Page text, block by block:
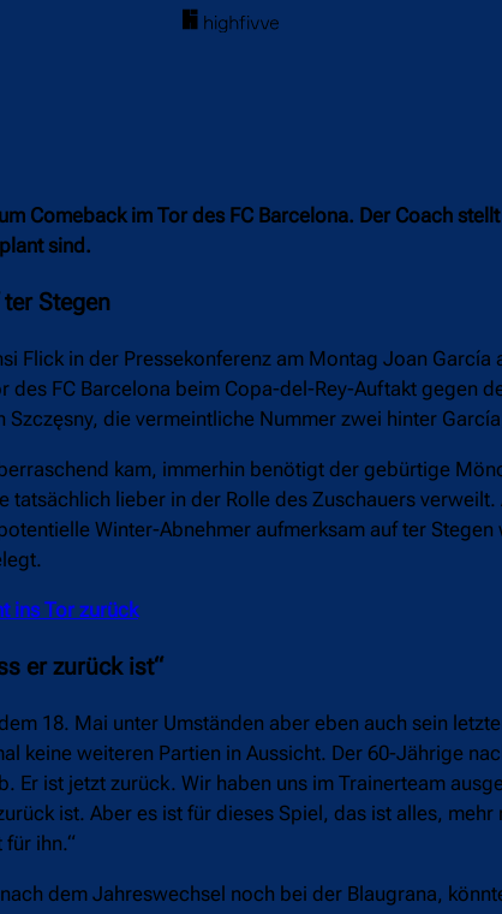
Comeback im Tor des FC Barcelona. Der Coach
sind.
Stegen
Flick in der Pressekonferenz am Montag Joan
FC Barcelona beim Copa-del-Rey-Auftakt gegen
die vermeintliche Nummer zwei hinter
kam, immerhin benötigt der gebürtige
tatsächlich lieber in der Rolle des Zuschauers
Winter-Abnehmer aufmerksam auf ter
ins Tor zurück
er zurück ist“
18. Mai unter Umständen aber eben auch sein
keine weiteren Partien in Aussicht. Der 60-Jährige
Er ist jetzt zurück. Wir haben uns im Trainerteam
ist. Aber es ist für dieses Spiel, das ist alles, mehr
ihn.“